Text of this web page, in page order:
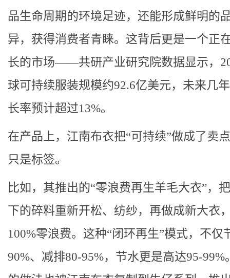
品生命周期的环境足迹，还能形成鲜明的
异，获得消费者青睐。这背后更是一个正
长的市场——共研产业研究院数据显示，
球可持续服装规模约92.6亿美元，未来几
长率预计超过13%。
在产品上，江南布衣把“可持续”做成了卖
只是标签。
比如，其推出的“零浪费再生羊毛大衣”，
下的碎料重新开松、纺纱，再做成新大衣
100%零浪费。这种“闭环再生”模式，不仅
90%、减排80-95%，节水更是高达95-99%